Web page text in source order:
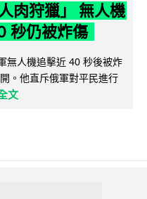
肉狩獵」 無人機
秒仍被炸傷
無人機追擊近 40 秒後被炸
。他直斥俄軍對平民進行
文